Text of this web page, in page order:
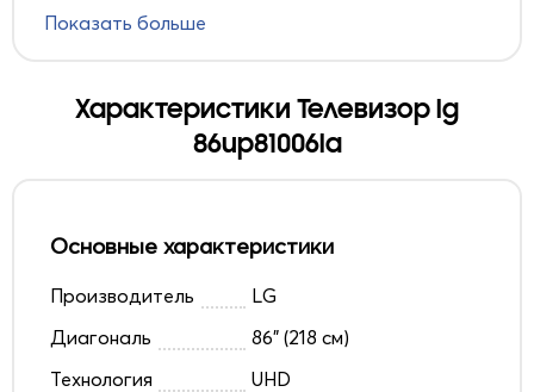
Показать больше
Характеристики Телевизор lg
86up81006la
Основные характеристики
Производитель
LG
Диагональ
86" (218 см)
Технология
UHD